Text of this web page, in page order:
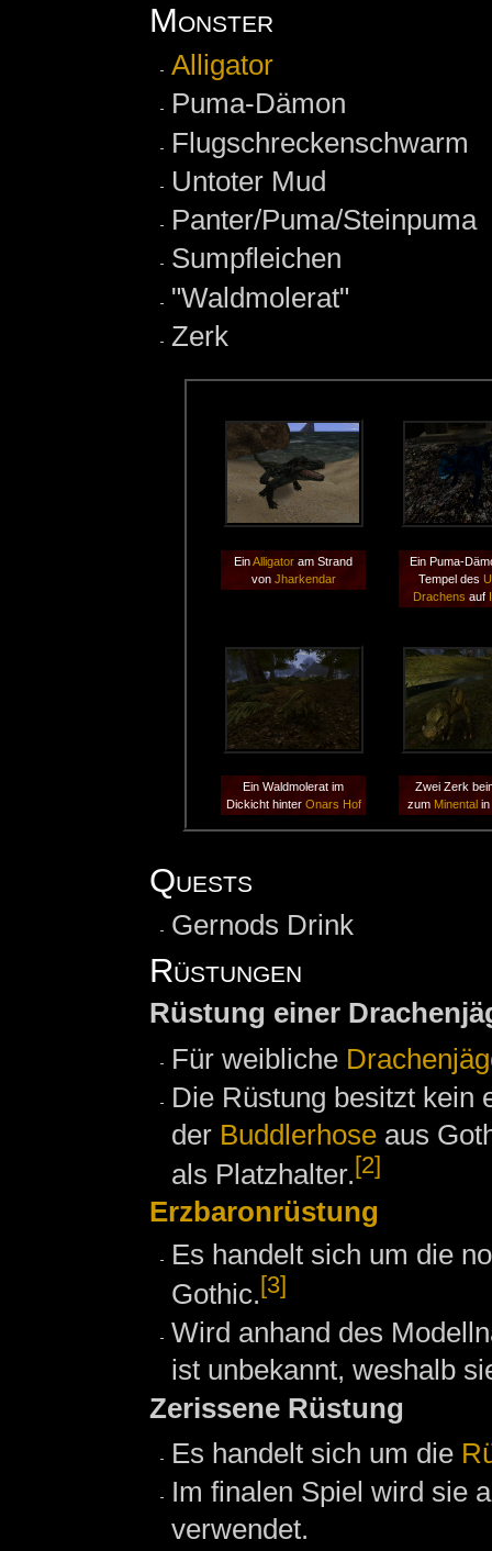
Monster
Alligator
Puma-Dämon
Flugschreckenschwarm
Untoter Mud
Panter/Puma/Steinpuma
Sumpfleichen
"Waldmolerat"
Zerk
EinAlligator am Strand
von Jharkendar
Ein Puma-
Tempel des
Drachens auf
Ein Waldmolerat im
Dickicht hinter Onars Hof
Zwei Zerk
zum Minental in
Quests
Gernods Drink
Rüstungen
Rüstung einer
Für weibliche
Die Rüstung besitzt kein
der Buddlerhose aus
als Platzhalter.[2]
Erzbaronrüstung
Es handelt sich um die
Gothic. [3]
Wird anhand des
ist unbekannt, weshalb
Zerissene Rüstung
Es handelt sich um die
Im finalen Spiel wird sie
verwendet.